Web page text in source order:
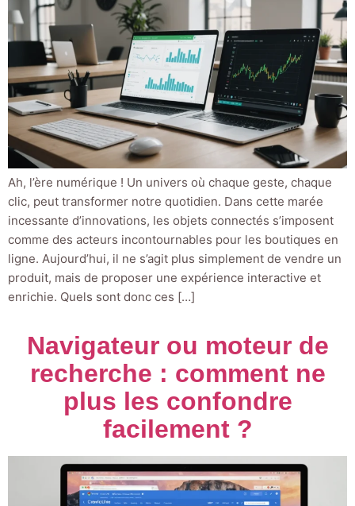
Ah, l’ère numérique ! Un univers où chaque geste, chaque
clic, peut transformer notre quotidien. Dans cette marée
incessante d’innovations, les objets connectés s’imposent
comme des acteurs incontournables pour les boutiques en
ligne. Aujourd’hui, il ne s’agit plus simplement de vendre un
produit, mais de proposer une expérience interactive et
enrichie. Quels sont donc ces […]
Navigateur ou moteur de
recherche : comment ne
plus les confondre
facilement ?